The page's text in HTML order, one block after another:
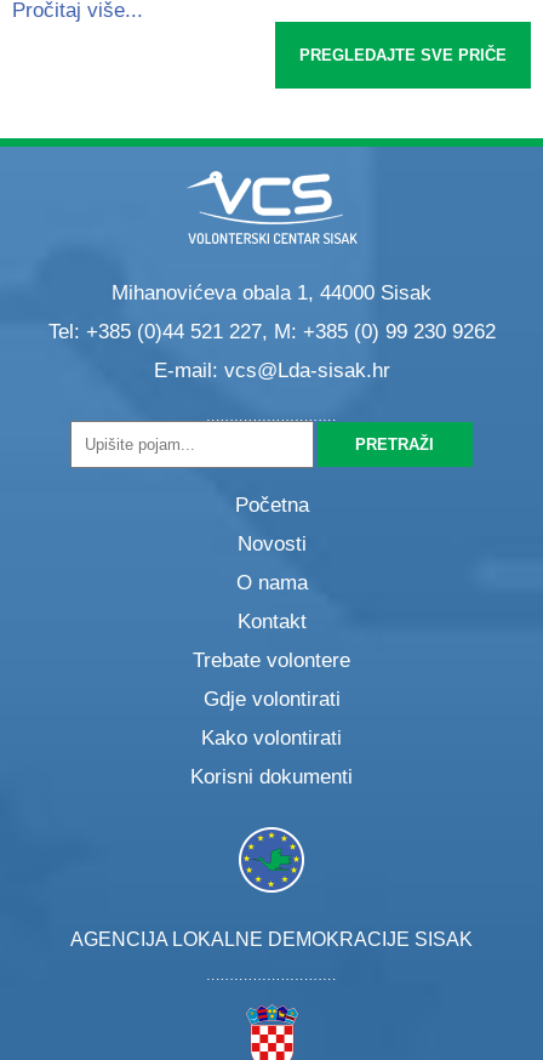
Pročitaj više...
PREGLEDAJTE SVE PRIČE
Mihanovićeva obala 1, 44000 Sisak
Tel: +385 (0)44 521 227, M: +385 (0) 99 230 9262
E-mail: vcs@Lda-sisak.hr
Početna
Novosti
O nama
Kontakt
Trebate volontere
Gdje volontirati
Kako volontirati
Korisni dokumenti
AGENCIJA LOKALNE DEMOKRACIJE SISAK